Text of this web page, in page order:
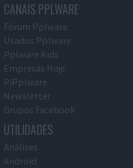
CANAIS PPLWARE
Fórum Pplware
Usados Pplware
Pplware Kids
Empresas Hoje
PiPplware
Newsletter
Grupos Facebook
UTILIDADES
Análises
Android